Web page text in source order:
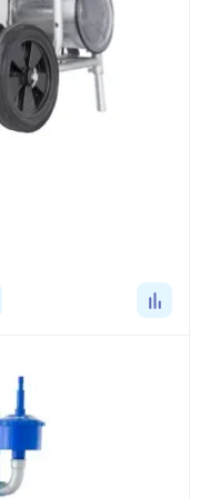
СНГ
города и
поставок
клиенту